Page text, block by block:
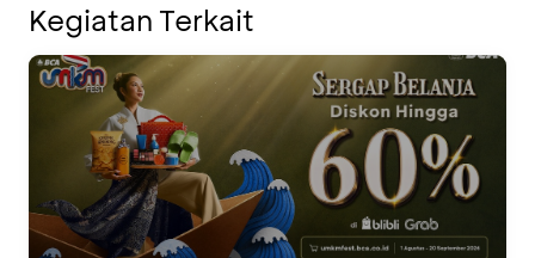
Kegiatan Terkait